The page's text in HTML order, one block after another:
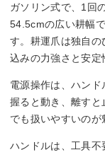
ガソリン式で、1回
54.5cmの広い耕幅
す。耕運爪は独自
込みの力強さと安定
電源操作は、ハンド
握ると動き、離す
でも扱いやすいのが
ハンドルは、工具不